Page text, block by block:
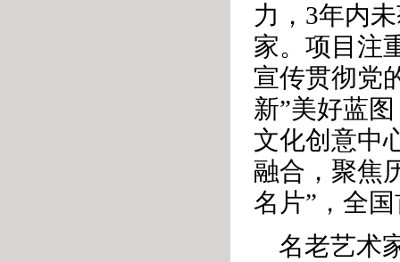
力，3年内
家。项目注
宣传贯彻党
新”美好蓝
文化创意中
融合，聚焦
名片”，全
名老艺术